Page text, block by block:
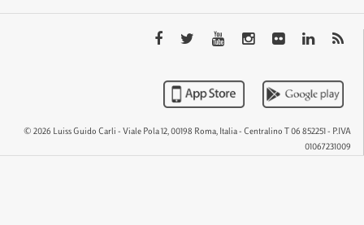
© 2026 Luiss Guido Carli - Viale Pola 12, 00198 Roma, Italia - Centralino T 06 852251 - P.IVA
01067231009